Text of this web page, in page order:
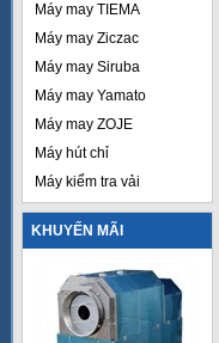
Máy may TIEMA
Máy may Ziczac
Máy may Siruba
Máy may Yamato
Máy may ZOJE
Máy hút chỉ
Máy kiểm tra vải
KHUYẾN MÃI